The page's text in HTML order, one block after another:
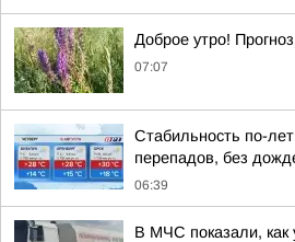
Доброе утро!
07:07
Стабильность по-
перепадов, без
06:39
В МЧС показали, как